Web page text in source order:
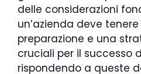
delle considerazioni
un’azienda deve
preparazione e una
cruciali per il successo
rispondendo a queste